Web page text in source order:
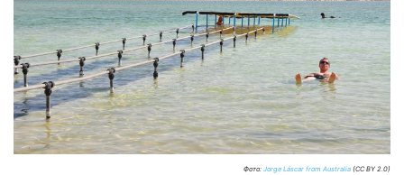
Фото: Jorge Láscar from Australia (CC BY 2.0)